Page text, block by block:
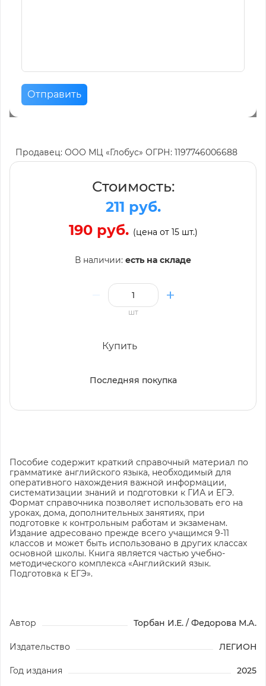
Отправить
Продавец: ООО МЦ «Глобус» ОГРН: 1197746006688
Стоимость:
211 руб.
190 руб. (цена от 15 шт.)
В наличии: есть на складе
шт
Купить
Последняя покупка
Пособие содержит краткий справочный материал по
грамматике английского языка, необходимый для
оперативного нахождения важной информации,
систематизации знаний и подготовки к ГИА и ЕГЭ.
Формат справочника позволяет использовать его на
уроках, дома, дополнительных занятиях, при
подготовке к контрольным работам и экзаменам.
Издание адресовано прежде всего учащимся 9-11
классов и может быть использовано в других классах
основной школы. Книга является частью учебно-
методического комплекса «Английский язык.
Подготовка к ЕГЭ».
Автор Торбан И.Е. / Федорова М.А.
Издательство ЛЕГИОН
Год издания 2025